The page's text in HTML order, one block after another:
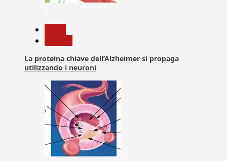
La proteina chiave dell’Alzheimer si propaga
utilizzando i neuroni